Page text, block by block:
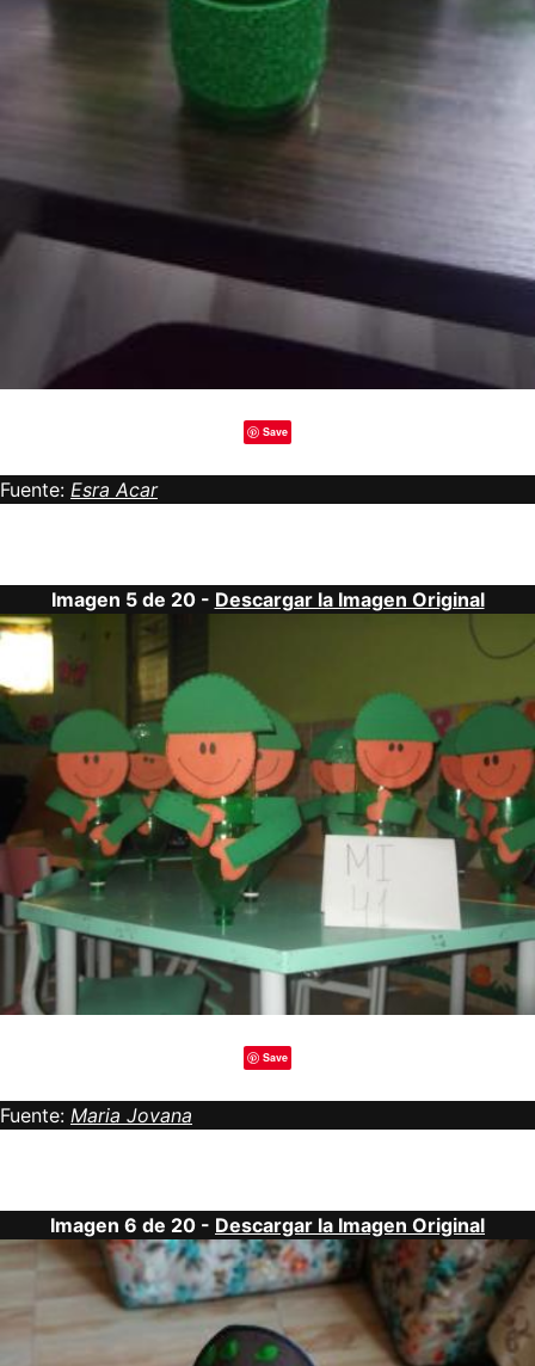
Save
Fuente: Esra Acar
Imagen 5 de 20 - Descargar la Imagen Original
Save
Fuente: Maria Jovana
Imagen 6 de 20 - Descargar la Imagen Original